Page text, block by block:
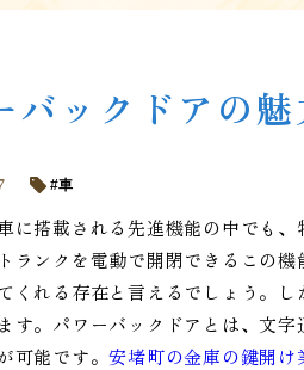
バックドアの
車
に搭載される先進機能の中でも
ランクを電動で開閉できるこの
くれる存在と言えるでしょう。
す。パワーバックドアとは、文
可能です。安堵町の金庫の鍵開け